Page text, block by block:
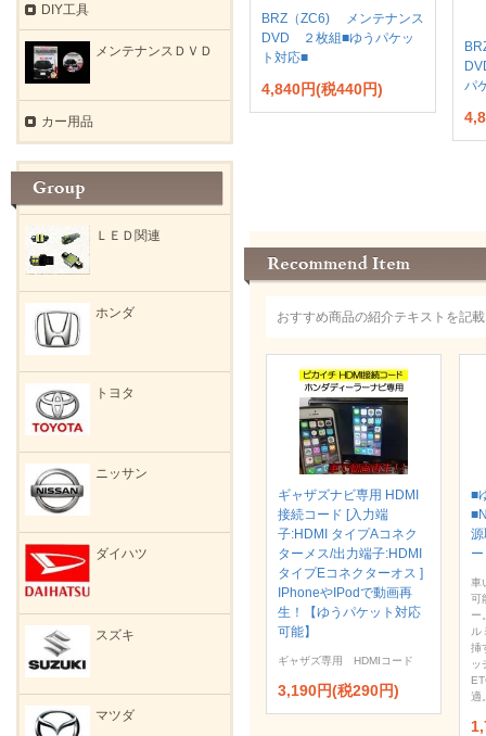
BRZ（ZC6) メンテナンス
DVD ２枚組■ゆうパケッ
ト対応■
4,840円(税440円)
パ
おすすめ商品の紹介テキストを記
ギャザズナビ専用 HDMI
接続コード [入力端
子:HDMI タイプAコネク
ターメス/出力端子:HDMI
タイプEコネクターオス ]
IPhoneやIPodで動画再
生！【ゆうパケット対応
可能】
ギャザズ専用 HDMIコード
3,190円(税290円)
■
車
可
ー
ル
挿
ッ
適
DIY工具
メンテナンスＤＶＤ
カー用品
ＬＥＤ関連
ホンダ
トヨタ
ニッサン
ダイハツ
スズキ
マツダ